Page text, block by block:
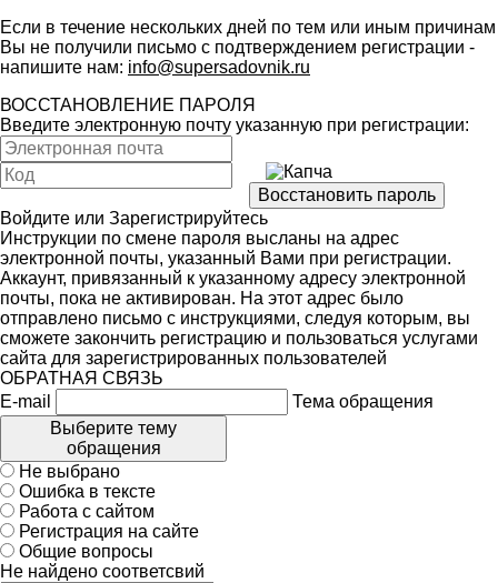
Если в течение нескольких дней по тем или иным причинам
Вы не получили письмо с подтверждением регистрации -
напишите нам: info@supersadovnik.ru
ВОССТАНОВЛЕНИЕ ПАРОЛЯ
Введите электронную почту указанную при регистрации:
Войдите или Зарегистрируйтесь
Инструкции по смене пароля высланы на адрес
электронной почты, указанный Вами при регистрации.
Аккаунт, привязанный к указанному адресу электронной
почты, пока не активирован. На этот адрес было
отправлено письмо с инструкциями, следуя которым, вы
сможете закончить регистрацию и пользоваться услугами
сайта для зарегистрированных пользователей
ОБРАТНАЯ СВЯЗЬ
E-mail
Тема обращения
Выберите тему
обращения
Не выбрано
Ошибка в тексте
Работа с сайтом
Регистрация на сайте
Общие вопросы
Не найдено соответсвий